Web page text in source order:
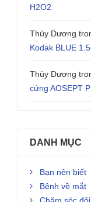
H2O2
Thùy Dương
Kodak BLUE
Thùy Dương
cứng AOSEPT
DANH MỤC
Bạn nên biết
Bệnh về mắt